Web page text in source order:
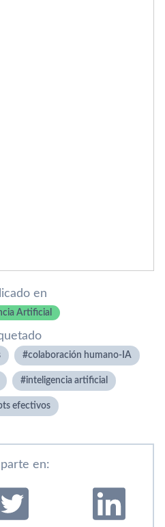
en
Artificial
colaboración humano-IA
inteligencia artificial
efectivos
en: